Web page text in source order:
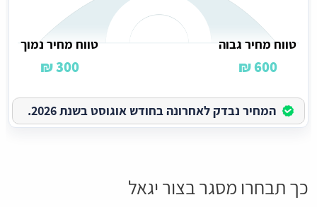
טווח מחיר גבוה
600 ₪
טווח מחיר נמוך
300 ₪
המחיר נבדק לאחרונה בחודש אוגוסט בשנת 2026.
כך תבחרו מסגר בצור יגאל